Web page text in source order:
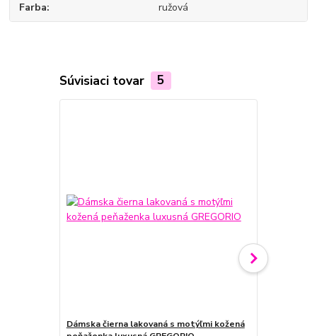
Farba ružová
Súvisiaci tovar 5
Dámska čierna lakovaná s motýľmi kožená